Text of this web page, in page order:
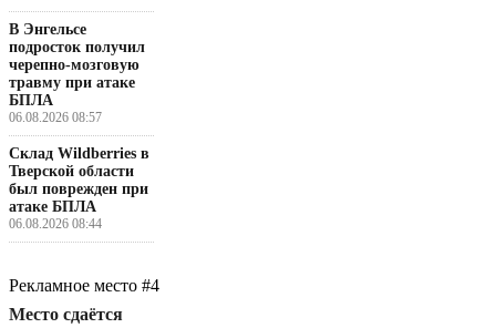
В Энгельсе
подросток получил
черепно-мозговую
травму при атаке
БПЛА
06.08.2026 08:57
Склад Wildberries в
Тверской области
был поврежден при
атаке БПЛА
06.08.2026 08:44
Рекламное место #4
Место сдаётся